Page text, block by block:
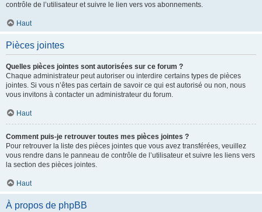
contrôle de l’utilisateur et suivre le lien vers vos abonnements.
Haut
Pièces jointes
Quelles pièces jointes sont autorisées sur ce forum ?
Chaque administrateur peut autoriser ou interdire certains types de pièces
jointes. Si vous n’êtes pas certain de savoir ce qui est autorisé ou non, nous
vous invitons à contacter un administrateur du forum.
Haut
Comment puis-je retrouver toutes mes pièces jointes ?
Pour retrouver la liste des pièces jointes que vous avez transférées, veuillez
vous rendre dans le panneau de contrôle de l’utilisateur et suivre les liens vers
la section des pièces jointes.
Haut
À propos de phpBB